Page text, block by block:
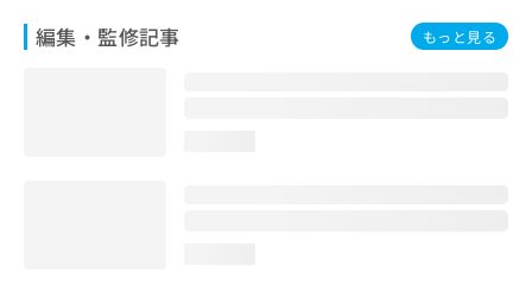
編集・監修記事 もっと見る